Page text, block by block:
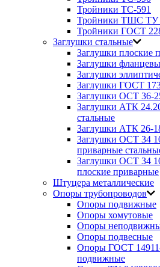
Тройники ТС-591
Тройники ТШС ТУ
Тройники ГОСТ
Заглушки стальные
Заглушки плоские
Заглушки
Заглушки
Заглушки ГОСТ
Заглушки ОСТ 36-
Заглушки АТК
стальные
Заглушки АТК 26-
Заглушки ОСТ 34
приварные
Заглушки ОСТ 34
плоские приварные
Штуцера металлические
Опоры трубопроводов
Опоры подвижные
Опоры хомутовые
Опоры
Опоры подвесные
Опоры ГОСТ
подвижные